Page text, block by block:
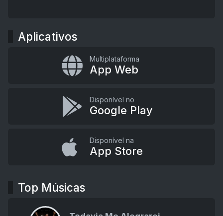
Aplicativos
Multiplataforma
App Web
Disponível no
Google Play
Disponível na
App Store
Top Músicas